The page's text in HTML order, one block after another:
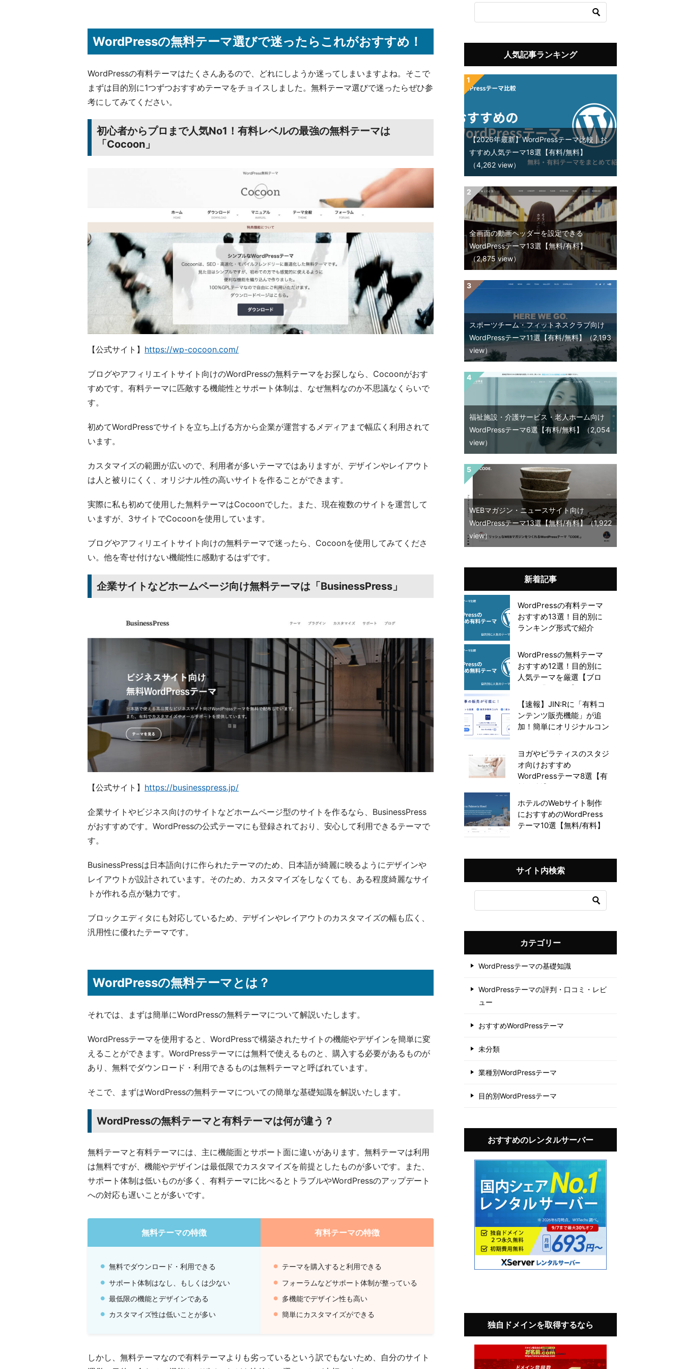
WordPressの無料テーマ選びで迷ったらこれがおすすめ！
WordPressの有料テーマはたくさんあるので、どれにしようか迷ってしまいますよね。そこで
まずは目的別に1つずつおすすめテーマをチョイスしました。無料テーマ選びで迷ったらぜひ参
考にしてみてください。
初心者からプロまで人気No1！有料レベルの最強の無料テーマは
「Cocoon」
【公式サイト】 https://wp-cocoon.com/
ブログやアフィリエイトサイト向けのWordPressの無料テーマをお探しなら、Cocoonがおす
すめです。有料テーマに匹敵する機能性とサポート体制は、なぜ無料なのか不思議なくらいで
す。
初めてWordPressでサイトを立ち上げる方から企業が運営するメディアまで幅広く利用されて
います。
カスタマイズの範囲が広いので、利用者が多いテーマではありますが、デザインやレイアウト
は人と被りにくく、オリジナル性の高いサイトを作ることができます。
実際に私も初めて使用した無料テーマはCocoonでした。また、現在複数のサイトを運営して
いますが、3サイトでCocoonを使用しています。
ブログやアフィリエイトサイト向けの無料テーマで迷ったら、Cocoonを使用してみてくださ
い。他を寄せ付けない機能性に感動するはずです。
企業サイトなどホームページ向け無料テーマは「BusinessPress」
【公式サイト】 https://businesspress.jp/
企業サイトやビジネス向けのサイトなどホームページ型のサイトを作るなら、BusinessPress
がおすすめです。WordPressの公式テーマにも登録されており、安心して利用できるテーマで
す。
BusinessPressは日本語向けに作られたテーマのため、日本語が綺麗に映るようにデザインや
レイアウトが設計されています。そのため、カスタマイズをしなくても、ある程度綺麗なサイ
トが作れる点が魅力です。
ブロックエディタにも対応しているため、デザインやレイアウトのカスタマイズの幅も広く、
汎用性に優れたテーマです。
WordPressの無料テーマとは？
それでは、まずは簡単にWordPressの無料テーマについて解説いたします。
WordPressテーマを使用すると、WordPressで構築されたサイトの機能やデザインを簡単に変
えることができます。WordPressテーマには無料で使えるものと、購入する必要があるものが
あり、無料でダウンロード・利用できるものは無料テーマと呼ばれています。
そこで、まずはWordPressの無料テーマについての簡単な基礎知識を解説いたします。
WordPressの無料テーマと有料テーマは何が違う？
無料テーマと有料テーマには、主に機能面とサポート面に違いがあります。無料テーマは利用
は無料ですが、機能やデザインは最低限でカスタマイズを前提としたものが多いです。また、
サポート体制は低いものが多く、有料テーマに比べるとトラブルやWordPressのアップデート
への対応も遅いことが多いです。
無料テーマの特徴 有料テーマの特徴
無料でダウンロード・利用できる
サポート体制はなし、もしくは少ない
最低限の機能とデザインである
カスタマイズ性は低いことが多い
テーマを購入すると利用できる
フォーラムなどサポート体制が整っている
多機能でデザイン性も高い
簡単にカスタマイズができる
しかし、無料テーマなので有料テーマよりも劣っているという訳でもないため、自分のサイト
人気記事ランキング
【2026年最新】WordPressテーマ比較 | お
すすめ人気テーマ18選【有料/無料】
（4,262 view）
全画面の動画ヘッダーを設定できる
WordPressテーマ13選【無料/有料】
（2,875 view）
スポーツチーム・フィットネスクラブ向け
WordPressテーマ11選【有料/無料】（2,193
view）
福祉施設・介護サービス・老人ホーム向け
WordPressテーマ6選【有料/無料】
（2,054
view）
WEBマガジン・ニュースサイト向け
WordPressテーマ13選【無料/有料】（1,922
view）
新着記事
WordPressの有料テーマ
おすすめ13選！目的別に
ランキング形式で紹介
WordPressの無料テーマ
おすすめ12選！目的別に
人気テーマを厳選【ブロ
グ・企業サイト】
【速報】JIN:Rに「有料コ
ンテンツ販売機能」が追
加！簡単にオリジナルコン
テンツの販売が可能に
ヨガやピラティスのスタジ
オ向けおすすめ
WordPressテーマ8選【有
料/無料】
ホテルのWebサイト制作
におすすめのWordPress
テーマ10選【無料/有料】
サイト内検索
カテゴリー
WordPressテーマの基礎知識
WordPressテーマの評判・口コミ・レビ
ュー
おすすめWordPressテーマ
未分類
業種別WordPressテーマ
目的別WordPressテーマ
おすすめのレンタルサーバー
独自ドメインを取得するなら